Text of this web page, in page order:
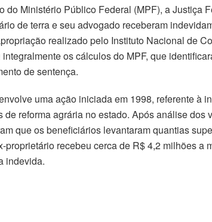
do Ministério Público Federal (MPF), a Justiça
de terra e seu advogado receberam
realizado pelo Instituto Nacional de
os cálculos do MPF, que
de sentença.
uma ação iniciada em 1998, referente à
de reforma agrária no estado. Após análise
que os beneficiários levantaram quantias
proprietário recebeu cerca de R$ 4,2 milhões a
indevida.